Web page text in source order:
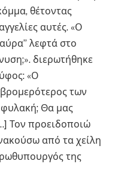
θέτοντας
αυτές. «Ο
λεφτά στο
διερωτήθηκε
«Ο
των
φυλακή; Θα μας
Τον προειδοποιώ
από τα χείλη
της